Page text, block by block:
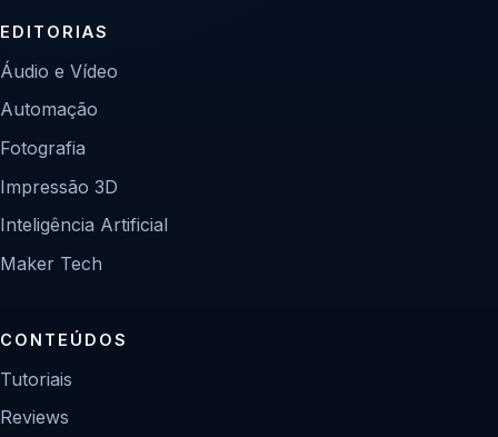
EDITORIAS
Áudio e Vídeo
Automação
Fotografia
Impressão 3D
Inteligência Artificial
Maker Tech
CONTEÚDOS
Tutoriais
Reviews